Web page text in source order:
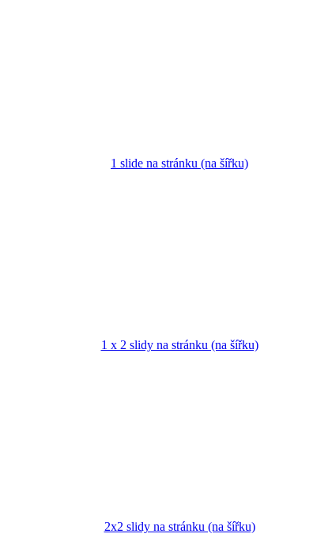
1 slide na stránku (na šířku)
1 x 2 slidy na stránku (na šířku)
2x2 slidy na stránku (na šířku)